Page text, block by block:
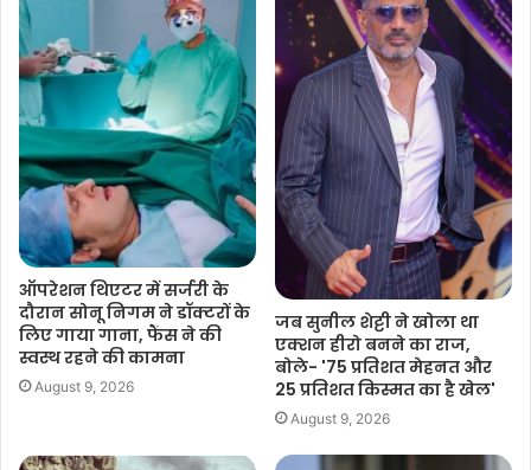
ऑपरेशन थिएटर में सर्जरी के
दौरान सोनू निगम ने डॉक्टरों के
लिए गाया गाना, फैंस ने की
स्वस्थ रहने की कामना
August 9, 2026
जब सुनील शेट्टी ने खोला था
एक्शन हीरो बनने का राज,
बोले- '75 प्रतिशत मेहनत और
25 प्रतिशत किस्मत का है खेल'
August 9, 2026